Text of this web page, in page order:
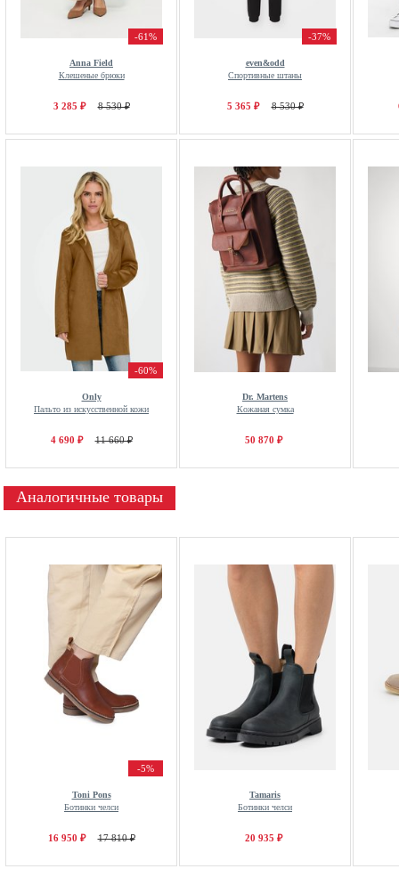
-61%
Anna Field
Клешеные брюки
3 285 ₽ 8 530 ₽
-37%
even&odd
Спортивные штаны
5 365 ₽ 8 530 ₽
-60%
Only
Пальто из искусственной кожи
4 690 ₽ 11 660 ₽
Dr. Martens
Кожаная сумка
50 870 ₽
Аналогичные товары
-5%
Toni Pons
Ботинки челси
16 950 ₽ 17 810 ₽
Tamaris
Ботинки челси
20 935 ₽